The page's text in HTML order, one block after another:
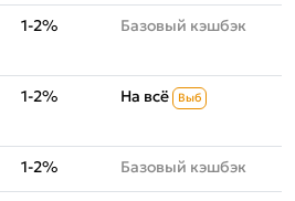
1-2% Базовый кэшбэк
1-2% На всё Выб
1-2% Базовый кэшбэк